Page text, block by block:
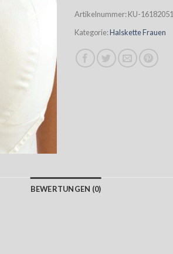
Artikelnummer:KU-16182051
Kategorie:Halskette Frauen
BEWERTUNGEN (0)